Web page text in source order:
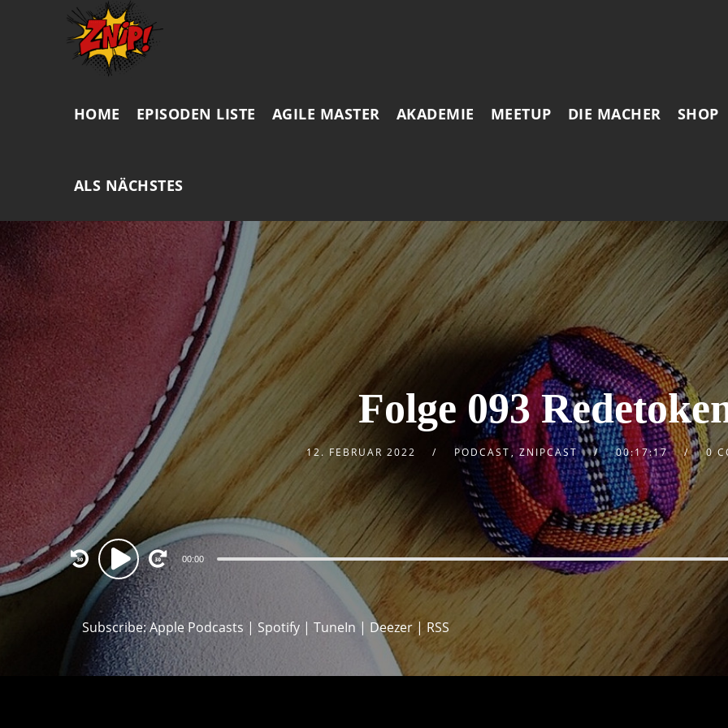
HOME EPISODEN LISTE AGILE MASTER AKADEMIE MEETUP DIE MACHER SHOP
ALS NÄCHSTES
Folge 093
12. FEBRUAR 2022 PODCAST,ZNIPCAST 00:17:17 0
Audio
Player
00:00
Subscribe:Apple Podcasts | Spotify |TuneIn | Deezer| RSS